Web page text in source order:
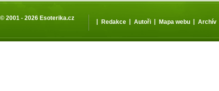
© 2001 - 2026 Esoterika.cz
Redakce Autoři Mapa webu Archív